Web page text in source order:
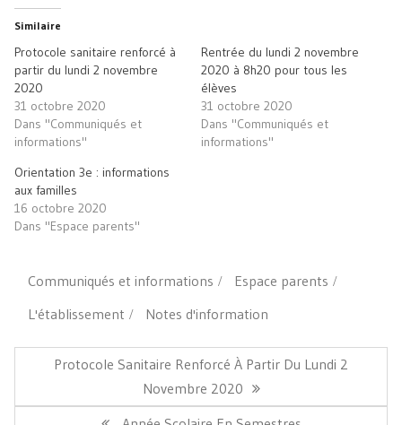
dans
une
nouvelle
ami(ouvre
dans
nouvelle
fenêtre)
Similaire
Protocole sanitaire renforcé à
partir du lundi 2 novembre
2020
31 octobre 2020
Dans "Communiqués et
informations"
Rentrée du lundi 2 novembre
2020 à 8h20 pour tous les
élèves
31 octobre 2020
Dans "Communiqués et
informations"
Orientation 3e : informations
aux familles
16 octobre 2020
Dans "Espace parents"
Communiqués et informations
Espace parents
L'établissement
Notes d'information
Article
Protocole Sanitaire Renforcé À Partir Du Lundi 2
Novembre 2020